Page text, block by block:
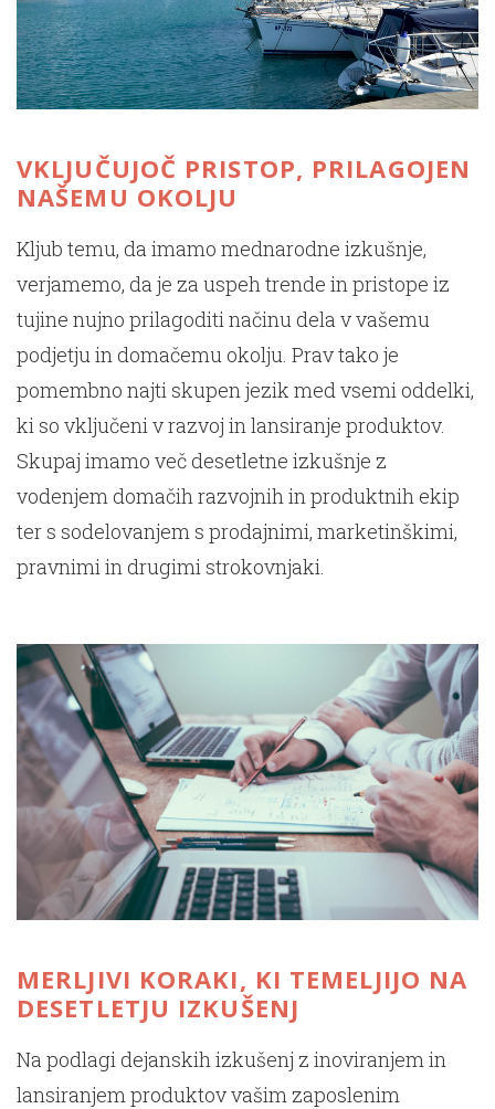
VKLJUČUJOČ PRISTOP, PRILAGOJEN
NAŠEMU OKOLJU
Kljub temu, da imamo mednarodne izkušnje,
verjamemo, da je za uspeh trende in pristope iz
tujine nujno prilagoditi načinu dela v vašemu
podjetju in domačemu okolju. Prav tako je
pomembno najti skupen jezik med vsemi oddelki,
ki so vključeni v razvoj in lansiranje produktov.
Skupaj imamo več desetletne izkušnje z
vodenjem domačih razvojnih in produktnih ekip
ter s sodelovanjem s prodajnimi, marketinškimi,
pravnimi in drugimi strokovnjaki.
MERLJIVI KORAKI, KI TEMELJIJO NA
DESETLETJU IZKUŠENJ
Na podlagi dejanskih izkušenj z inoviranjem in
lansiranjem produktov vašim zaposlenim